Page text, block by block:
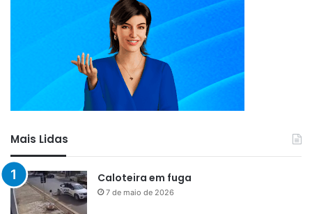
Mais Lidas
Caloteira em fuga
7 de maio de 2026